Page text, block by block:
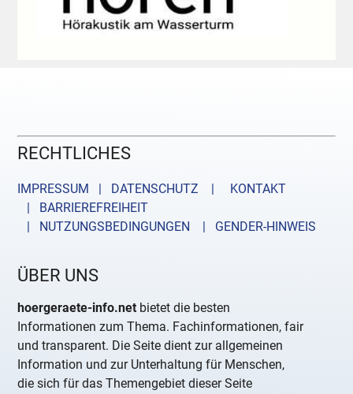
RECHTLICHES
IMPRESSUM | DATENSCHUTZ |
KONTAKT
| BARRIEREFREIHEIT
| NUTZUNGSBEDINGUNGEN
| GENDER-HINWEIS
ÜBER UNS
hoergeraete-info.net bietet die besten
Informationen zum Thema. Fachinformationen, fair
und transparent. Die Seite dient zur allgemeinen
Information und zur Unterhaltung für Menschen,
die sich für das Themengebiet dieser Seite